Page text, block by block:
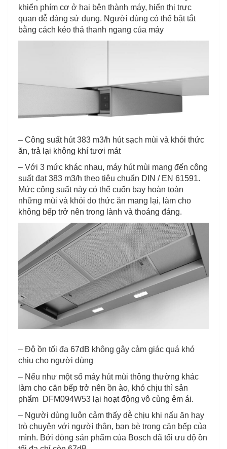
khiển phím cơ ở hai bên thành máy, hiển thị trực
quan dễ dàng sử dụng. Người dùng có thể bật tắt
bằng cách kéo thả thanh ngang của máy
– Công suất hút 383 m3/h hút sạch mùi và khói thức
ăn, trả lại không khí tươi mát
– Với 3 mức khác nhau, máy hút mùi mang đến công
suất đạt 383 m3/h theo tiêu chuẩn DIN / EN 61591.
Mức công suất này có thể cuốn bay hoàn toàn
những mùi và khói do thức ăn mang lại, làm cho
không bếp trở nên trong lành và thoáng đáng.
– Độ ồn tối đa 67dB không gây cảm giác quá khó
chịu cho người dùng
– Nếu như một số máy hút mùi thông thường khác
làm cho căn bếp trở nên ồn ào, khó chịu thì sản
phẩm DFM094W53 lại hoạt động vô cùng êm ái.
– Người dùng luôn cảm thấy dễ chịu khi nấu ăn hay
trò chuyện với người thân, bạn bè trong căn bếp của
mình. Bởi dòng sản phẩm của Bosch đã tối ưu độ ồn